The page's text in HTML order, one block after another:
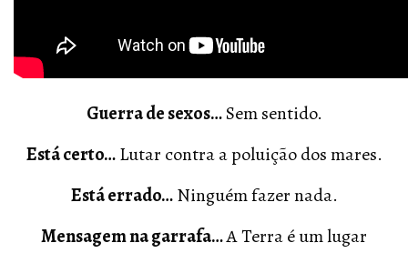
Guerra de sexos…Sem sentido.
Está certo…Lutar contra a poluição dos mares.
Está errado…Ninguém fazer nada.
Mensagem na garrafa…A Terra é um lugar